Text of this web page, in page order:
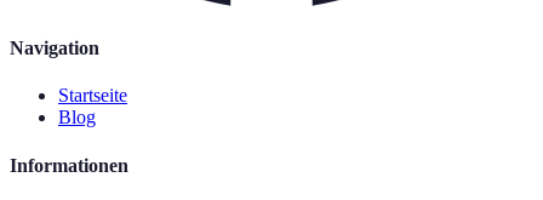
Navigation
Startseite
Blog
Informationen